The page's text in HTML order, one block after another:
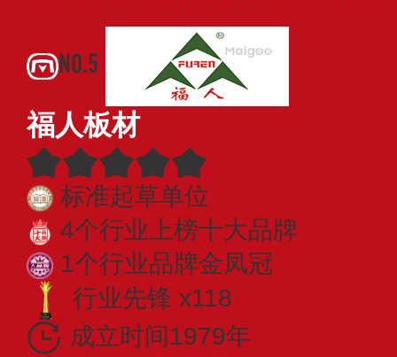
NO.5
福人板材
标准起草单位
4个行业上榜十大品牌
1个行业品牌金凤冠
行业先锋 x118
成立时间1979年